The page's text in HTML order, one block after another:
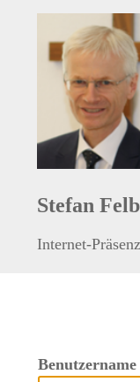
Stefan
Internet-
Benutzername